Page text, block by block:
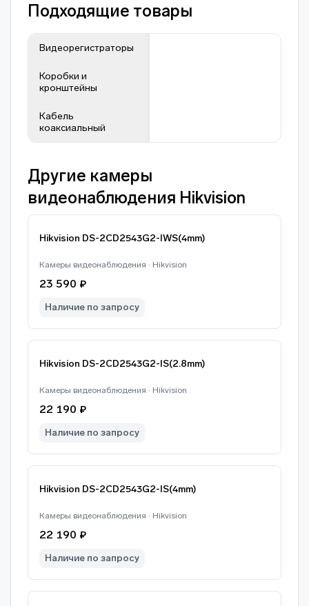
Подходящие товары
Видеорегистраторы
Коробки и
кронштейны
Кабель
коаксиальный
Другие камеры
видеонаблюдения Hikvision
Hikvision DS-2CD2543G2-IWS(4mm)
Камеры видеонаблюдения · Hikvision
23 590 ₽
Наличие по запросу
Hikvision DS-2CD2543G2-IS(2.8mm)
Камеры видеонаблюдения · Hikvision
22 190 ₽
Наличие по запросу
Hikvision DS-2CD2543G2-IS(4mm)
Камеры видеонаблюдения · Hikvision
22 190 ₽
Наличие по запросу